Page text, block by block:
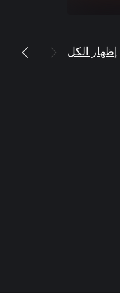
إظهار الكل